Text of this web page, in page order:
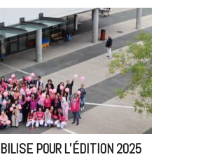
Le
parcours
PMA
Procréo »
POUR L’ÉDITION 2025